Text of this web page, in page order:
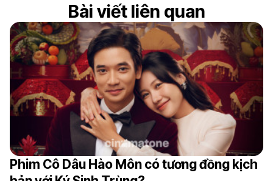
Bài viết liên quan
Phim Cô Dâu Hào Môn có tương đồng kịch